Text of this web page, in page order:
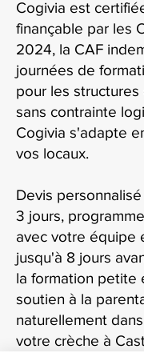
Cogivia est
finançable par les
2024, la CAF
journées de
pour les
sans contrainte
Cogivia s'adapte
vos locaux.
Devis
3 jours,
avec votre équipe
jusqu'à 8 jours
la formation petite
soutien à la
naturellement
votre crèche à